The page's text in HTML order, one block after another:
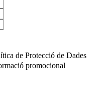
de Protecció de Dades
promocional